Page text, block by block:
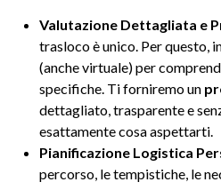
Valutazione Dettagliata e
trasloco è unico. Per questo,
(anche virtuale) per
specifiche. Ti forniremo un
dettagliato, trasparente e
esattamente cosa aspettarti.
Pianificazione Logistica
percorso, le tempistiche, le